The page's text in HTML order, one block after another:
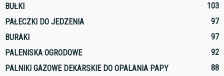
BUŁKI
103
PAŁECZKI DO JEDZENIA
97
BURAKI
97
PALENISKA OGRODOWE
92
PALNIKI GAZOWE DEKARSKIE DO OPALANIA PAPY
88